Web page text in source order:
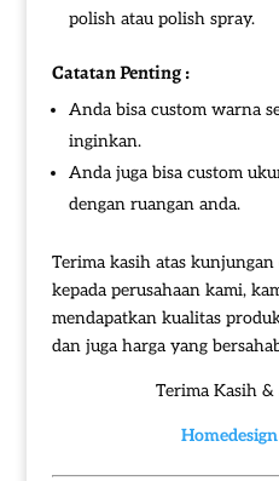
polish atau polish spray.
Catatan Penting :
Anda bisa custom warna
inginkan.
Anda juga bisa custom
dengan ruangan anda.
Terima kasih atas
kepada perusahaan kami,
mendapatkan kualitas
dan juga harga yang
Terima Kasih &